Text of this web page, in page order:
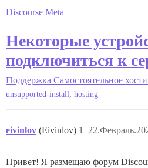
Discourse Meta
Некоторые
подключиться к
Поддержка Самостоятельное
unsupported-install, hosting
eivinlov (Eivinlov) 1
Привет! Я размещаю форум